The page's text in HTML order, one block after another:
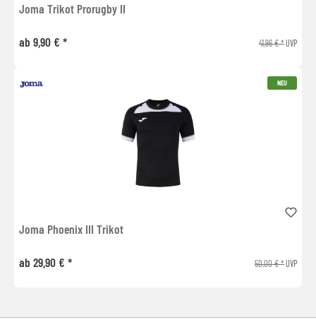
Joma Trikot Prorugby II
ab 9,90 € * 41,96 € *UVP
NEU
Joma Phoenix III Trikot
ab 29,90 € * 50,00 € *UVP